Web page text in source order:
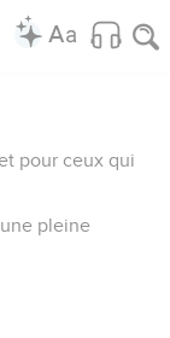
pour ceux qui
pleine